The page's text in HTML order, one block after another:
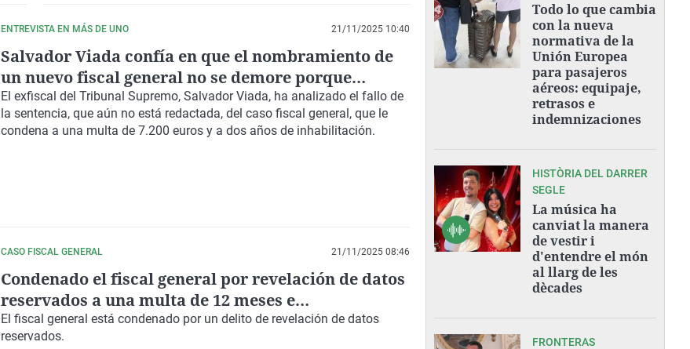
ENTREVISTA EN MÁS DE UNO 21/11/2025 10:40
Salvador Viada confía en que el nombramiento de
un nuevo fiscal general no se demore porque
"estamos ante una situación interna extrema"
El exfiscal del Tribunal Supremo, Salvador Viada, ha analizado el fallo de
la sentencia, que aún no está redactada, del caso fiscal general, que le
condena a una multa de 7.200 euros y a dos años de inhabilitación.
CASO FISCAL GENERAL 21/11/2025 08:46
Condenado el fiscal general por revelación de datos
reservados a una multa de 12 meses e
inhabilitación de dos años
El fiscal general está condenado por un delito de revelación de datos
reservados.
Todo lo que cambia
con la nueva
normativa de la
Unión Europea
para pasajeros
aéreos: equipaje,
retrasos e
indemnizaciones
HISTÒRIA DEL DARRER
SEGLE
La música ha
canviat la manera
de vestir i
d'entendre el món
al llarg de les
dècades
FRONTERAS